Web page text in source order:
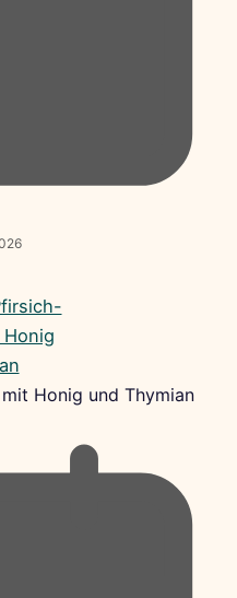
Honig und Thymian